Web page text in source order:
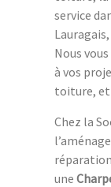
service
Nous
à vos
toiture, et
Chez la
une